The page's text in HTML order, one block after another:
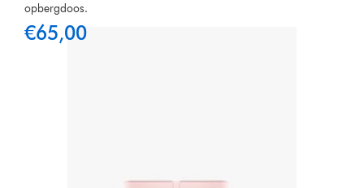
opbergdoos.
€65,00